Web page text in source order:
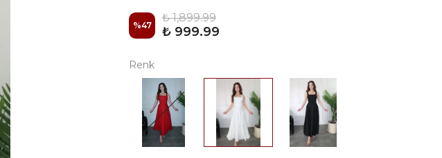
%47
₺ 1,899.99
₺ 999.99
Renk